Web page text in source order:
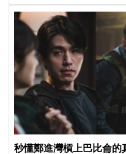
秒懂鄭進灣槓上巴比侖的